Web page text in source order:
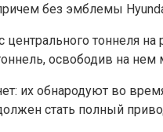
без эмблемы
центрального тоннеля
освободив на
их обнародуют во
стать полный